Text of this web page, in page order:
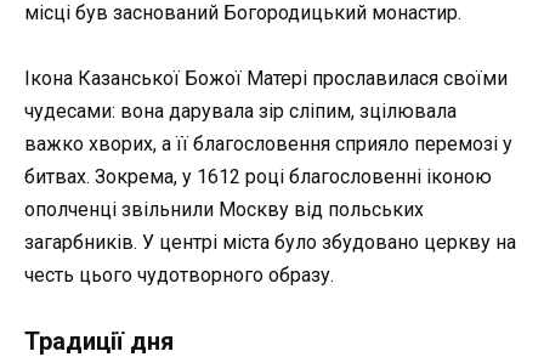
місці був заснований Богородицький монастир.
Ікона Казанської Божої Матері прославилася своїми
чудесами: вона дарувала зір сліпим, зцілювала
важко хворих, а її благословення сприяло перемозі у
битвах. Зокрема, у 1612 році благословенні іконою
ополченці звільнили Москву від польських
загарбників. У центрі міста було збудовано церкву на
честь цього чудотворного образу.
Традиції дня